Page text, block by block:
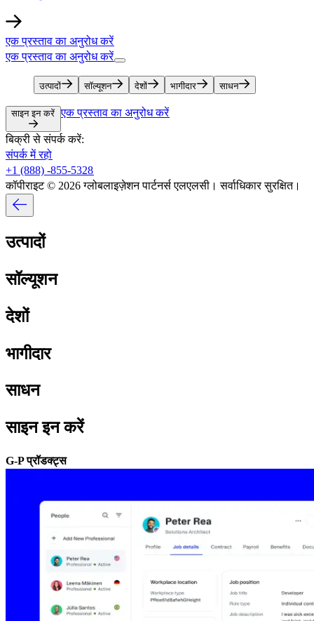
एक प्रस्ताव का अनुरोध करें​​
एक प्रस्ताव का अनुरोध करें​​
उत्पादों​​ सॉल्यूशन​​ देशों​​ भागीदार​​ साधन​​
साइन इन करें​​ एक प्रस्ताव का अनुरोध करें​​
बिक्री से संपर्क करें:​​
संपर्क में रहो​​
+1 (888) -855-5328​​
कॉपीराइट © 2026 ग्लोबलाइज़ेशन पार्टनर्स एलएलसी। सर्वाधिकार सुरक्षित।​​
उत्पादों​​
सॉल्यूशन​​
देशों​​
भागीदार​​
साधन​​
साइन इन करें​​
G-P प्रॉडक्ट्स​​